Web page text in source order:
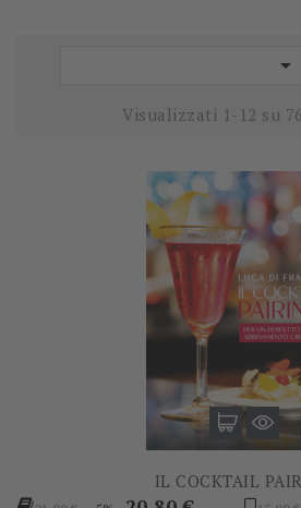

Visualizzati 1-12 su
IL COCKTAIL